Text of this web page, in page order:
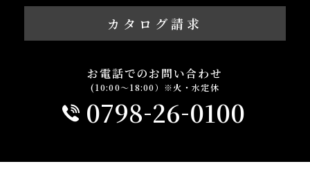
カタログ請求
お電話でのお問い合わせ
(10:00～18:00）※火・水定休
0798-26-0100